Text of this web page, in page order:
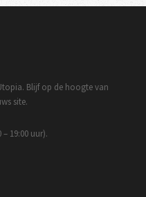
Blijf op de hoogte van
site.
19:00 uur).